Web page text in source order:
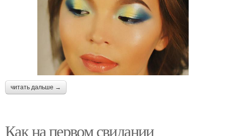
читать дальше →
Как на первом свидании